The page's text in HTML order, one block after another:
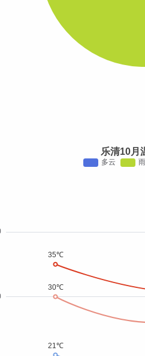
乐清10月